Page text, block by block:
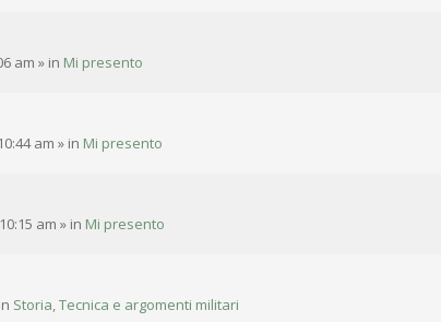
am » in Mi presento
am » in Mi presento
am » in Mi presento
Storia, Tecnica e argomenti militari